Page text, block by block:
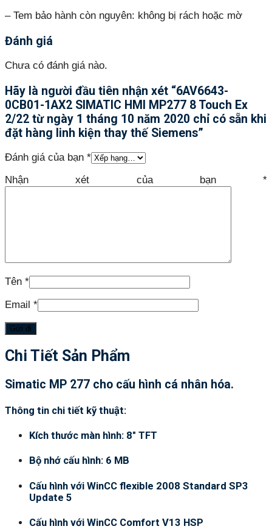
– Tem bảo hành còn nguyên: không bị rách hoặc mờ
Đánh giá
Chưa có đánh giá nào.
Hãy là người đầu tiên nhận xét “6AV6643-
0CB01-1AX2 SIMATIC HMI MP277 8 Touch Ex
2/22 từ ngày 1 tháng 10 năm 2020 chỉ có sẵn khi
đặt hàng linh kiện thay thế Siemens”
Đánh giá của bạn *
Nhận xét của bạn *
Tên *
Email *
Chi Tiết Sản Phẩm
Simatic MP 277 cho cấu hình cá nhân hóa.
Thông tin chi tiết kỹ thuật:
Kích thước màn hình: 8″ TFT
Bộ nhớ cấu hình: 6 MB
Cấu hình với WinCC flexible 2008 Standard SP3
Update 5
Cấu hình với WinCC Comfort V13 HSP